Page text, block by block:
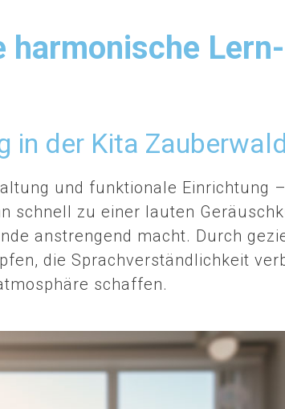
in der Kita Zauberwald
und funktionale Einrichtung
schnell zu einer lauten
anstrengend macht. Durch
die Sprachverständlichkeit
schaffen.